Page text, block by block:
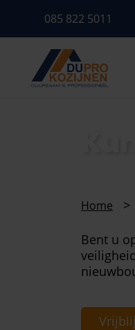
085 822 5011
Home >
Bent u